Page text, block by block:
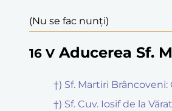
(Nu se fac nunți)
16 V Aducerea Sf.
†) Sf. Martiri
†) Sf. Cuv. Iosif de la